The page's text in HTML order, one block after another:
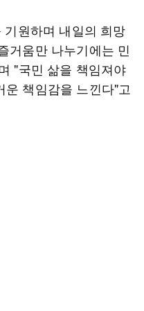
원하며 내일의 희망
거움만 나누기에는 민
"국민 삶을 책임져야
책임감을 느낀다"고